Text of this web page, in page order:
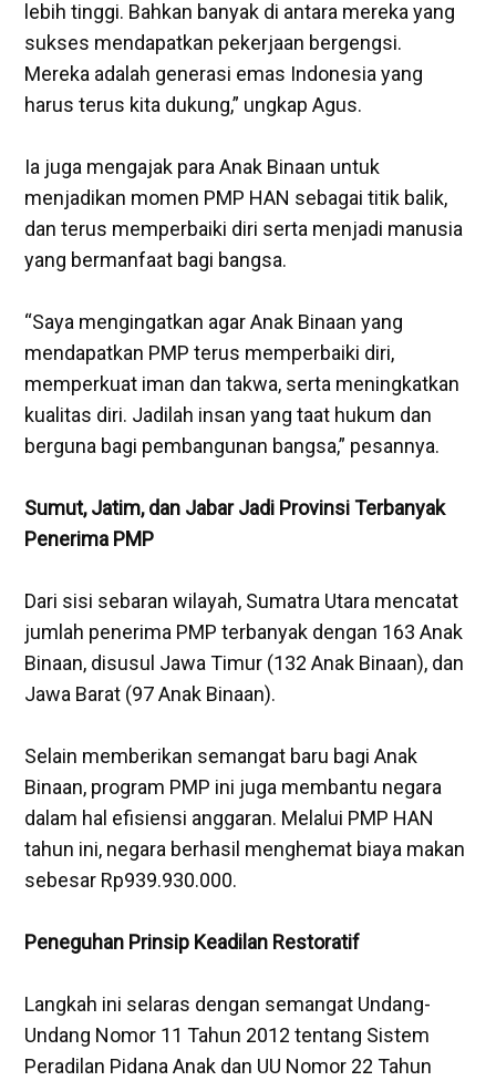
lebih tinggi. Bahkan banyak di antara mereka yang
sukses mendapatkan pekerjaan bergengsi.
Mereka adalah generasi emas Indonesia yang
harus terus kita dukung,” ungkap Agus.
‎Ia juga mengajak para Anak Binaan untuk
menjadikan momen PMP HAN sebagai titik balik,
dan terus memperbaiki diri serta menjadi manusia
yang bermanfaat bagi bangsa.
‎“Saya mengingatkan agar Anak Binaan yang
mendapatkan PMP terus memperbaiki diri,
memperkuat iman dan takwa, serta meningkatkan
kualitas diri. Jadilah insan yang taat hukum dan
berguna bagi pembangunan bangsa,” pesannya.
‎Sumut, Jatim, dan Jabar Jadi Provinsi Terbanyak
Penerima PMP
‎Dari sisi sebaran wilayah, Sumatra Utara mencatat
jumlah penerima PMP terbanyak dengan 163 Anak
Binaan, disusul Jawa Timur (132 Anak Binaan), dan
Jawa Barat (97 Anak Binaan).
‎Selain memberikan semangat baru bagi Anak
Binaan, program PMP ini juga membantu negara
dalam hal efisiensi anggaran. Melalui PMP HAN
tahun ini, negara berhasil menghemat biaya makan
sebesar Rp939.930.000.
Peneguhan Prinsip Keadilan Restoratif
‎Langkah ini selaras dengan semangat Undang-
Undang Nomor 11 Tahun 2012 tentang Sistem
Peradilan Pidana Anak dan UU Nomor 22 Tahun